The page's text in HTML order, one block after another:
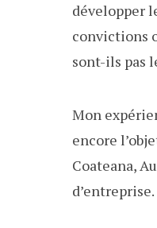
développer
convictions
sont-ils pas
Mon
encore
Coateana,